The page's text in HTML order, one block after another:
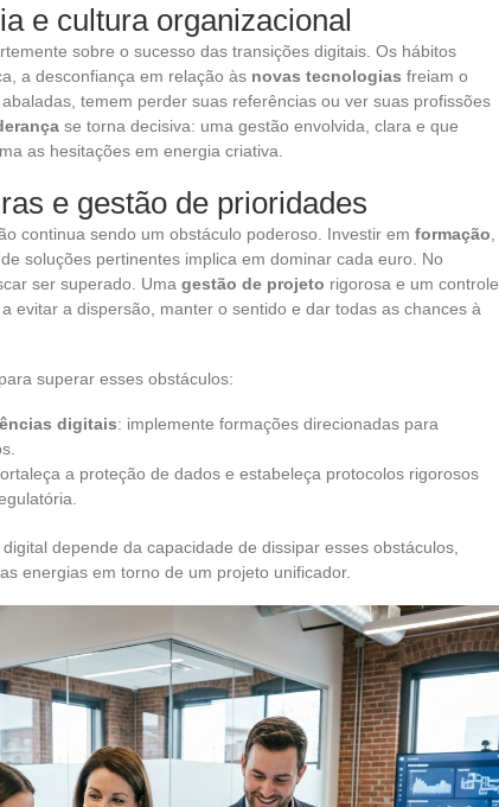
e cultura organizacional
sobre o sucesso das transições digitais. Os hábitos
a desconfiança em relação às novas tecnologias freiam o
temem perder suas referências ou ver suas profissões
se torna decisiva: uma gestão envolvida, clara e que
as hesitações em energia criativa.
e gestão de prioridades
continua sendo um obstáculo poderoso. Investir em formação
de soluções pertinentes implica em dominar cada euro. No
ser superado. Uma gestão de projeto rigorosa e um controle
evitar a dispersão, manter o sentido e dar todas as chances à
superar esses obstáculos:
digitais: implemente formações direcionadas para
a proteção de dados e estabeleça protocolos rigorosos
depende da capacidade de dissipar esses obstáculos,
energias em torno de um projeto unificador.